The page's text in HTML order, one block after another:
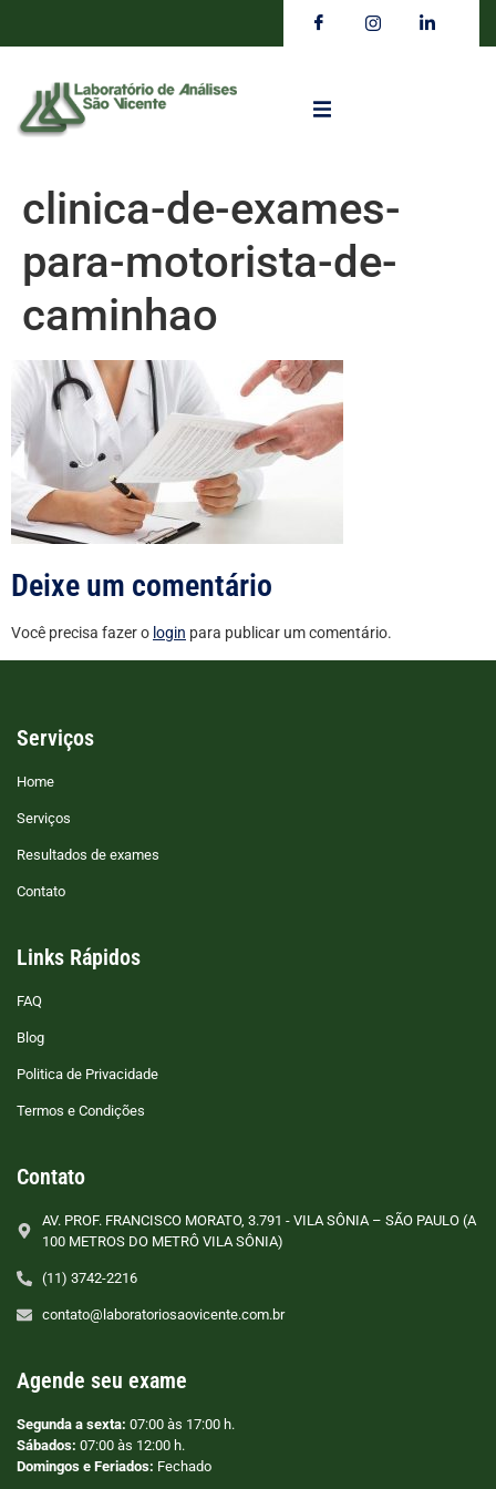
clinica-de-exames-
para-motorista-de-
caminhao
Deixe um comentário
Você precisa fazer o login para publicar um comentário.
Serviços
Home
Serviços
Resultados de exames
Contato
Links Rápidos
FAQ
Blog
Politica de Privacidade
Termos e Condições
Contato
AV. PROF. FRANCISCO MORATO, 3.791 - VILA SÔNIA – SÃO PAULO (A
100 METROS DO METRÔ VILA SÔNIA)
(11) 3742-2216
contato@laboratoriosaovicente.com.br
Agende seu exame
Segunda a sexta: 07:00 às 17:00 h.
Sábados: 07:00 às 12:00 h.
Domingos e Feriados: Fechado